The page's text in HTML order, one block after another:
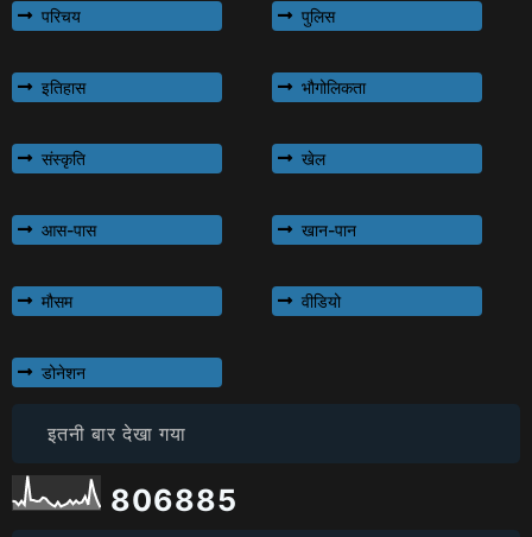
परिचय पुलिस
इतिहास भौगोलिकता
संस्कृति खेल
आस-पास खान-पान
मौसम वीडियो
डोनेशन
इतनी बार देखा गया
806885